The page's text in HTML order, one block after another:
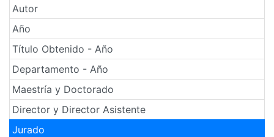
Autor
Año
Título Obtenido - Año
Departamento - Año
Maestría y Doctorado
Director y Director Asistente
Jurado